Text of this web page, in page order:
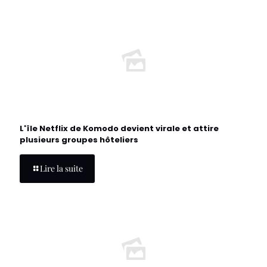
L'île Netflix de Komodo devient virale et attire
plusieurs groupes hôteliers
Lire la suite